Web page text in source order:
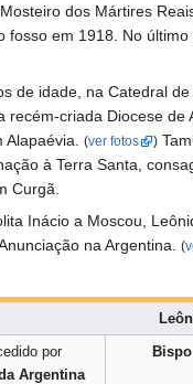
dos Mártires
em 1918. No
de idade, na Catedral
criada Diocese
(ver fotos )
à Terra Santa,
Curgã.
Inácio a Moscou,
na Argentina.
(
por
Argentina